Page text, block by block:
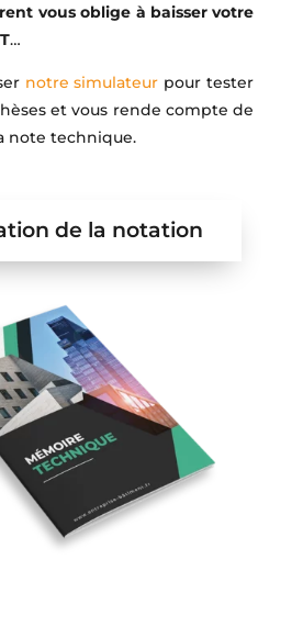
vous oblige à baisser votre
…
notre simulateur pour tester
et vous rende compte de
note technique.
de la notation